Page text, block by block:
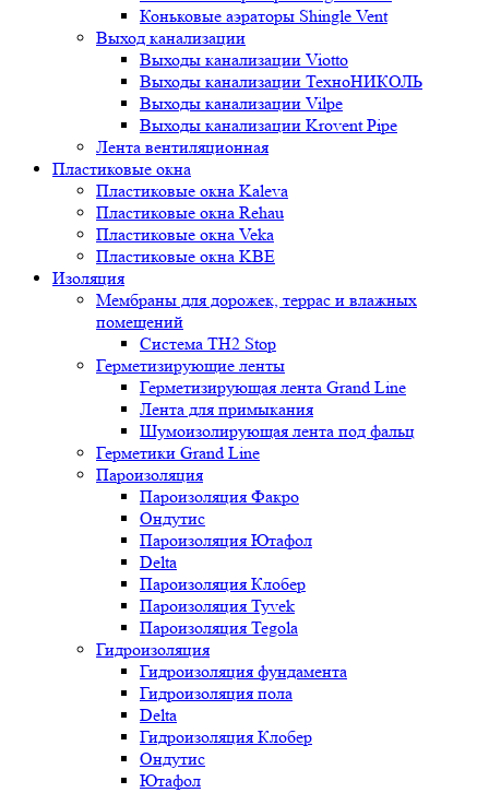
Коньковые аэраторы Shingle Vent
Выход канализации
Выходы канализации Viotto
Выходы канализации ТехноНИКОЛЬ
Выходы канализации Vilpe
Выходы канализации Krovent Pipe
Лента вентиляционная
Пластиковые окна
Пластиковые окна Kaleva
Пластиковые окна Rehau
Пластиковые окна Veka
Пластиковые окна KBE
Изоляция
Мембраны для дорожек, террас и влажных
помещений
Система TH2 Stop
Герметизирующие ленты
Герметизирующая лента Grand Line
Лента для примыкания
Шумоизолирующая лента под фальц
Герметики Grand Line
Пароизоляция
Пароизоляция Факро
Ондутис
Пароизоляция Ютафол
Delta
Пароизоляция Клобер
Пароизоляция Tyvek
Пароизоляция Tegola
Гидроизоляция
Гидроизоляция фундамента
Гидроизоляция пола
Delta
Гидроизоляция Клобер
Ондутис
Ютафол